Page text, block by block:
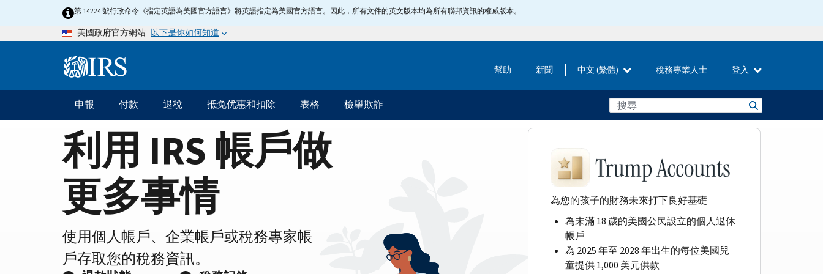
Page
第 14224 號行政命令《指定英語為美國官方語言》將英語指定為美國官方語言。因此，所有文件的英文版本均為所有聯邦資訊的權威版本。
美國政府官方網站 以下是你如何知道
Information 幫助 新聞 中文 (繁體) 稅務專業人士 登入
主
要
導
航
申報 付款 退稅 抵免优惠和扣除 表格 檢舉欺詐
利用 IRS 帳戶做
更多事情
使用個人帳戶、企業帳戶或稅務專家帳
戶存取您的稅務資訊。
為您的孩子的財務未來打下良好基礎
為未滿 18 歲的美國公民設立的個人退休
帳戶
為 2025 年至 2028 年出生的每位美國兒
童提供 1,000 美元供款